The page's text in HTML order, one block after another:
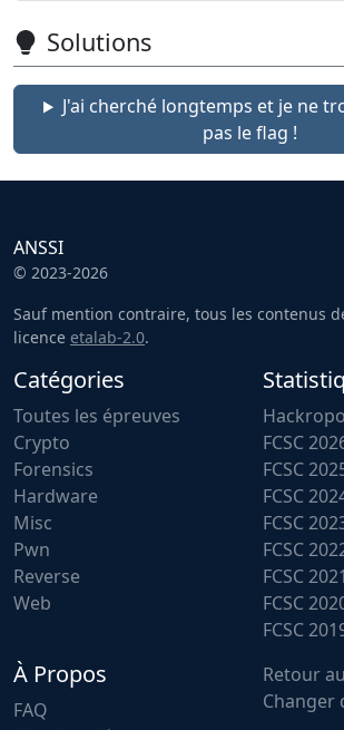
Solutions
J'ai cherché longtemps et je ne
pas le flag !
ANSSI
© 2023-2026
Sauf mention contraire, tous les contenus
licence etalab-2.0.
Catégories
Toutes les épreuves
Crypto
Forensics
Hardware
Misc
Pwn
Reverse
Web
FCSC
FCSC
FCSC
FCSC
FCSC
FCSC 2021
FCSC
FCSC
À Propos
FAQ
Retour
Changer